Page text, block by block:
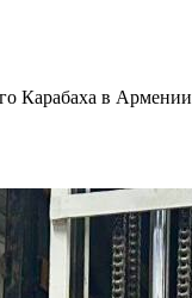
Карабаха в Армении